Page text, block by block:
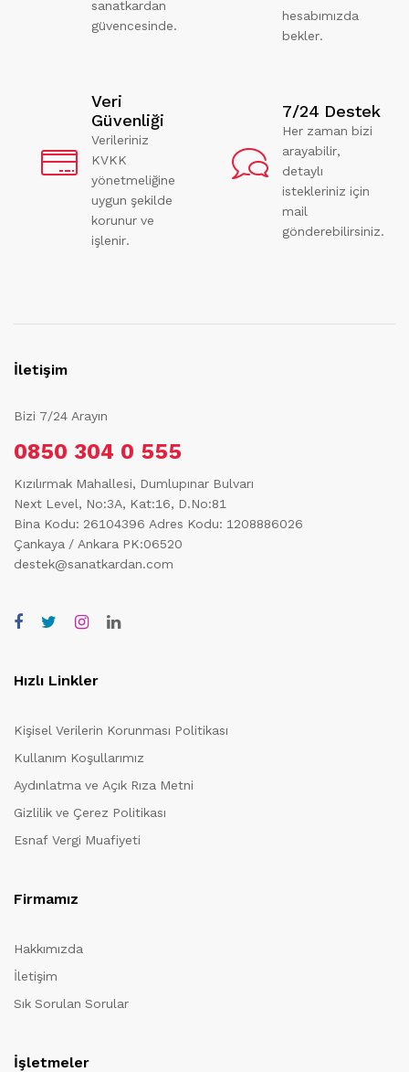
sanatkardan
güvencesinde.
hesabımızda
bekler.
Veri
Güvenliği
Verileriniz
KVKK
yönetmeliğine
uygun şekilde
korunur ve
işlenir.
7/24 Destek
Her zaman bizi
arayabilir,
detaylı
istekleriniz için
mail
gönderebilirsiniz.
İletişim
Bizi 7/24 Arayın
0850 304 0 555
Kızılırmak Mahallesi, Dumlupınar Bulvarı
Next Level, No:3A, Kat:16, D.No:81
Bina Kodu: 26104396 Adres Kodu: 1208886026
Çankaya / Ankara PK:06520
destek@sanatkardan.com
Hızlı Linkler
Kişisel Verilerin Korunması Politikası
Kullanım Koşullarımız
Aydınlatma ve Açık Rıza Metni
Gizlilik ve Çerez Politikası
Esnaf Vergi Muafiyeti
Firmamız
Hakkımızda
İletişim
Sık Sorulan Sorular
İşletmeler